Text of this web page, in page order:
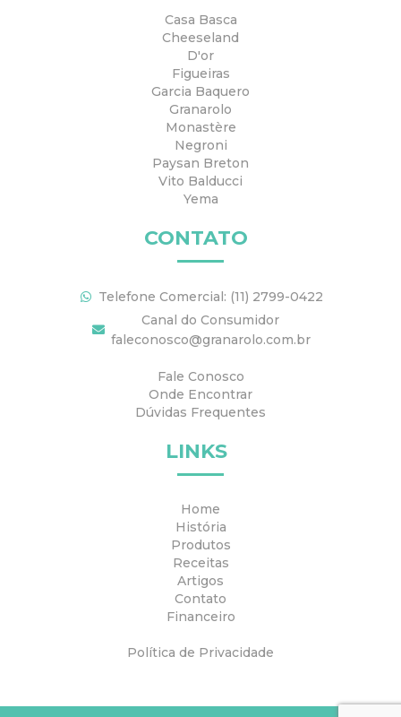
a
m
k
Casa Basca
Cheeseland
D'or
Figueiras
Garcia Baquero
Granarolo
Monastère
Negroni
Paysan Breton
Vito Balducci
Yema
CONTATO
Telefone Comercial: (11) 2799-0422
Canal do Consumidor
faleconosco@granarolo.com.br
Fale Conosco
Onde Encontrar
Dúvidas Frequentes
LINKS
Home
História
Produtos
Receitas
Artigos
Contato
Financeiro
Política de Privacidade